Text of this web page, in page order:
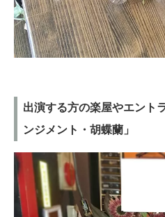
出演する方の楽屋やエント
ンジメント・胡蝶蘭」